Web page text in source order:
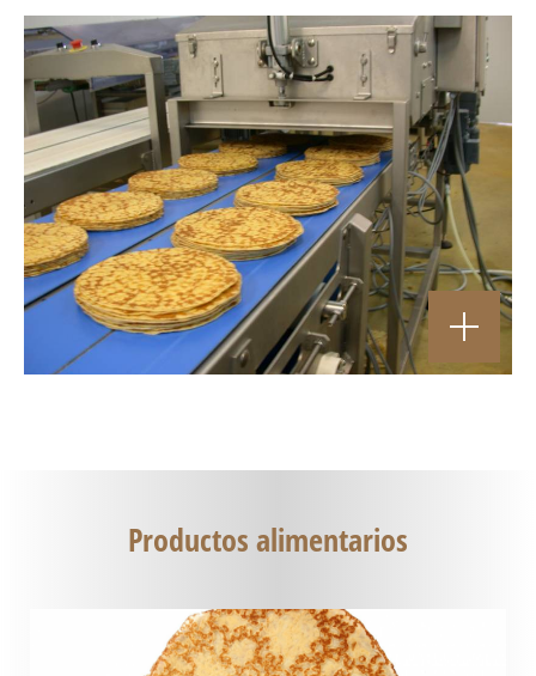
Productos alimentarios